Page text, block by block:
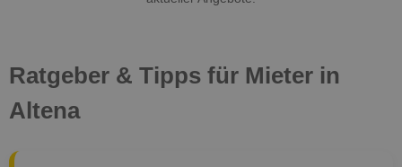
Ratgeber & Tipps für Mieter in
Altena